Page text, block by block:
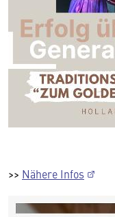
>> Nähere Infos